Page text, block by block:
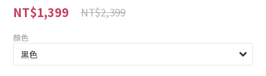
NT$1,399 NT$2,399
顏色